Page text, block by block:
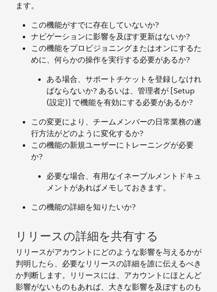
ます。
この機能がすでに存在していないか?
ナビゲーションに影響を及ぼす更新はないか?
この機能をプロビジョニングまたはオンにするた
めに、何らかの操作を実行する必要があるか?
ある場合、サポートチケットを登録しなけれ
ばならないか? あるいは、管理者が [Setup
(設定)] で機能を有効にする必要があるか?
この変更により、チームメンバーの日常業務の遂
行方法がどのように変化するか?
この機能の新規ユーザーにトレーニングが必要
か?
必要な場合、有用なイネーブルメントドキュ
メントがあればメモしておきます。
この機能の詳細を知りたいか?
リリースの詳細を共有する
リリースがアカウントにどのような影響を与えるかが
判明したら、必要なリリースの詳細を誰に伝えるべき
か判断します。リリースには、アカウントにほとんど
影響がないものもあれば、大きな影響を及ぼすものも